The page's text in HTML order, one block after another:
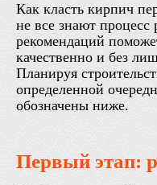
Как класть кирпич
не все знают
рекомендаций
качественно и без
Планируя
определенной
обозначены ниже.
Первый этап: